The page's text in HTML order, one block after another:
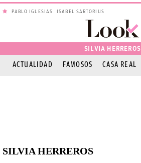
PABLO IGLESIAS ISABEL SARTORIUS
SILVIA HERREROS
ACTUALIDAD FAMOSOS CASA REAL
SILVIA HERREROS